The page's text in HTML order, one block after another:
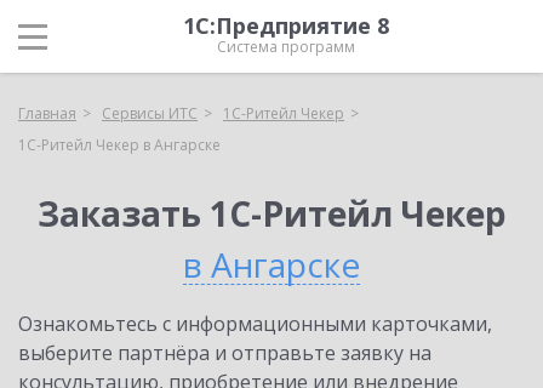
1С:Предприятие 8
Система программ
Главная Сервисы ИТС
1C-Ритейл Чекер
1C-Ритейл Чекер в Ангарске
Заказать 1C-Ритейл Чекер
в Ангарске
Ознакомьтесь с информационными карточками,
выберите партнёра и отправьте заявку на
консультацию, приобретение или внедрение